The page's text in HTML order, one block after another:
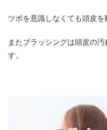
ツボを意識しなくても頭皮を
またブラッシングは頭皮の
す。